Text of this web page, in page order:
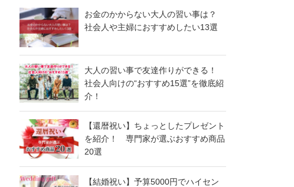
お金のかからない大人の習い事は？
社会人や主婦におすすめしたい13選
大人の習い事で友達作りができる！
社会人向けの“おすすめ15選”を徹底紹
介！
【還暦祝い】ちょっとしたプレゼント
を紹介！ 専門家が選ぶおすすめ商品
20選
【結婚祝い】予算5000円でハイセン